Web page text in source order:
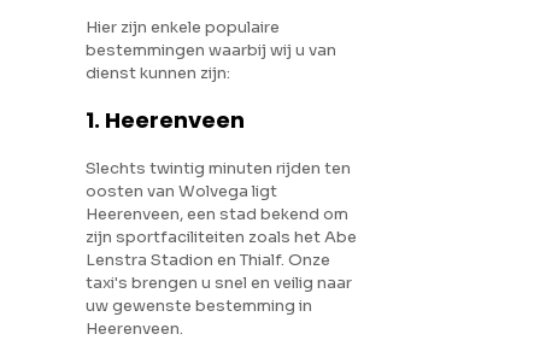
Hier zijn enkele populaire
bestemmingen waarbij wij u van
dienst kunnen zijn:
1. Heerenveen
Slechts twintig minuten rijden ten
oosten van Wolvega ligt
Heerenveen, een stad bekend om
zijn sportfaciliteiten zoals het Abe
Lenstra Stadion en Thialf. Onze
taxi's brengen u snel en veilig naar
uw gewenste bestemming in
Heerenveen.